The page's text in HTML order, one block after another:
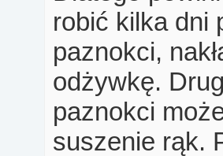
robić kilka dni
paznokci,
odżywkę.
paznokci
suszenie rąk.